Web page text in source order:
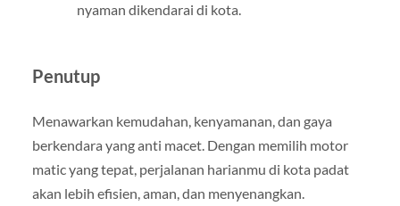
nyaman dikendarai di kota.
Penutup
Menawarkan kemudahan, kenyamanan, dan gaya
berkendara yang anti macet. Dengan memilih motor
matic yang tepat, perjalanan harianmu di kota padat
akan lebih efisien, aman, dan menyenangkan.